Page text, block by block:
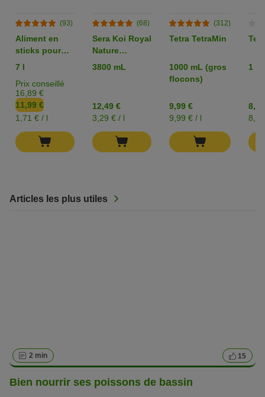
(93)
Aliment en
sticks pour
poissons
TetraPond
Sticks
7 l
Prix conseillé
16,89 €
11,99 €
1,71 € / l
(68)
Sera Koi Royal
Nature
Medium
3800 mL
12,49 €
3,29 € / l
(312)
Tetra TetraMin
1000 mL (gros
flocons)
9,99 €
9,99 € / l
1 L
Articles les plus utiles
2 min 15
Bien nourrir ses poissons de bassin